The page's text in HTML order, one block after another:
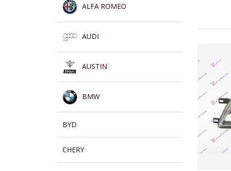
ALFA ROMEO
AUDI
AUSTIN
BMW
BYD
CHERY